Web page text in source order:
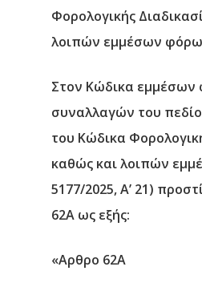
Φορολογικής
λοιπών εμμέσων
Στον Κώδικα
συναλλαγών του
του Κώδικα
καθώς και λοιπών
5177/2025, Α’ 21)
62Α ως εξής:
«Αρθρο 62Α